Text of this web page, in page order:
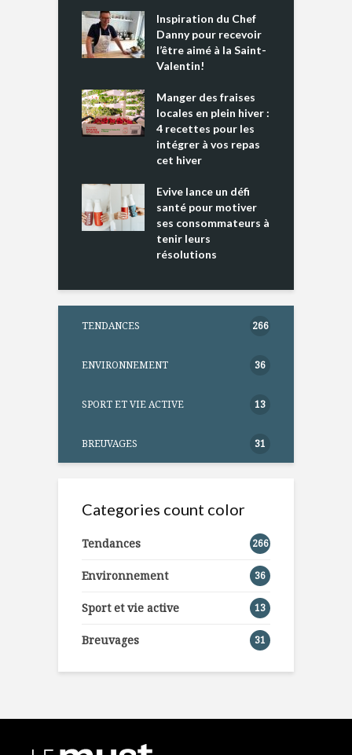
Inspiration du Chef
Danny pour recevoir
l’être aimé à la Saint-
Valentin!
Manger des fraises
locales en plein hiver :
4 recettes pour les
intégrer à vos repas
cet hiver
Evive lance un défi
santé pour motiver
ses consommateurs à
tenir leurs
résolutions
TENDANCES 266
ENVIRONNEMENT 36
SPORT ET VIE ACTIVE 13
BREUVAGES 31
Categories count color
Tendances 266
Environnement 36
Sport et vie active 13
Breuvages 31